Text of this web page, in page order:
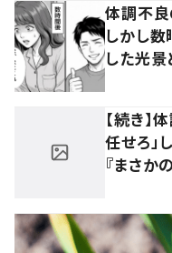
体調不良
しかし
した光景
【続き
任せろ」
『まさか